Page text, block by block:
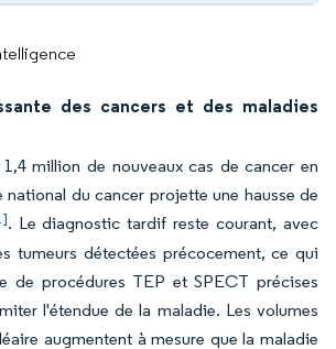
des cancers et des maladies
million de nouveaux cas de cancer en
national du cancer projette une hausse de
. Le diagnostic tardif reste courant, avec
tumeurs détectées précocement, ce qui
de procédures TEP et SPECT précises
l'étendue de la maladie. Les volumes
augmentent à mesure que la maladie